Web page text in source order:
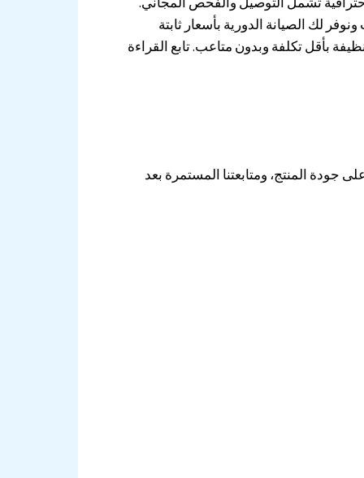
لك الصيانة الدورية بأسعار ثابتة
بأقل تكلفة وبدون متاعب. تابع القراءة
جودة المنتج، ومتابعتنا المستمرة بعد